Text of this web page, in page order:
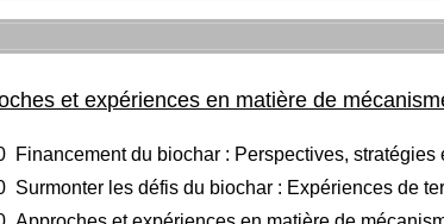
et expériences en matière de
Financement du biochar : Perspectives, stratégies
Surmonter les défis du biochar : Expériences de